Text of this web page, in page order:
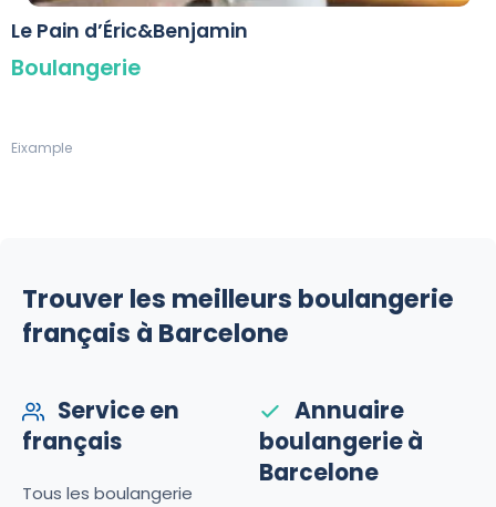
Le Pain d’Éric&Benjamin
Boulangerie
Eixample
Trouver les meilleurs boulangerie
français à Barcelone
Service en
français
Tous les boulangerie
Annuaire
boulangerie à
Barcelone